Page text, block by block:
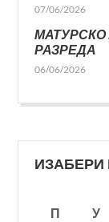
07/06/2026
МАТУРСКО
РАЗРЕДА
06/06/2026
ИЗАБЕРИ
П У